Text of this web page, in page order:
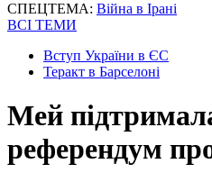
СПЕЦТЕМА: Війна в Ірані
ВСІ ТЕМИ
Вступ України в ЄС
Теракт в Барселоні
Мей
референдум